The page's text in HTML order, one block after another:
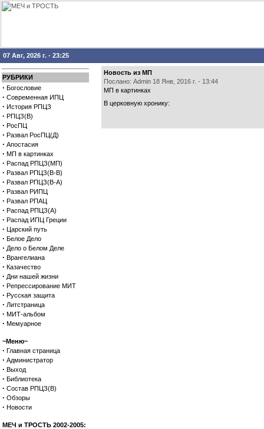
07 Авг, 2026 г. - 23:25
РУБРИКИ
· Богословие
· Современная ИПЦ
· История РПЦЗ
· РПЦЗ(В)
· РосПЦ
· Развал РосПЦ(Д)
· Апостасия
· МП в картинках
· Распад РПЦЗ(МП)
· Развал РПЦЗ(В-В)
· Развал РПЦЗ(В-А)
· Развал РИПЦ
· Развал РПАЦ
· Распад РПЦЗ(А)
· Распад ИПЦ Греции
· Царский путь
· Белое Дело
· Дело о Белом Деле
· Врангелиана
· Казачество
· Дни нашей жизни
· Репрессирование МИТ
· Русская защита
· Литстраница
· МИТ-альбом
· Мемуарное
~Меню~
· Главная страница
· Администратор
· Выход
· Библиотека
· Состав РПЦЗ(В)
· Обзоры
· Новости
МЕЧ и ТРОСТЬ 2002-2005:
Новость из МП
Послано: Admin 18 Янв, 2016 г. - 13:44
МП в картинках
В церковную хронику: